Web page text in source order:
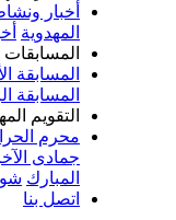
أخبار
المهدوية
المسابقات
المسابقة
المسابقة
التقويم
محرم
جمادى
المبارك
اتصل بنا